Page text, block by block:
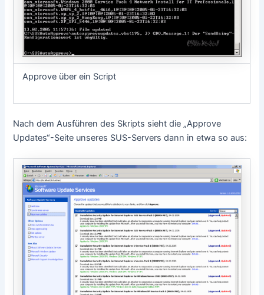
Approve über ein Script
Nach dem Ausführen des Skripts sieht die „Approve
Updates“-Seite unseres SUS-Servers dann in etwa so aus: